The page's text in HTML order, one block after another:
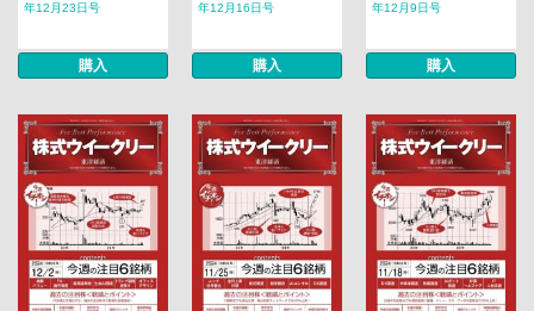
年12月23日号
購入
年12月16日号
購入
年12月9日号
購入